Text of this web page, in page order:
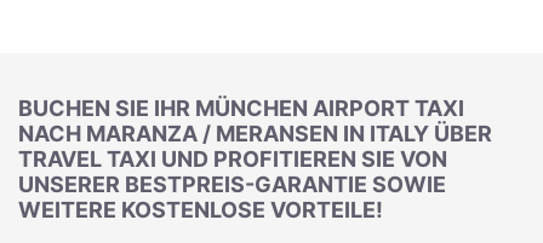
BUCHEN SIE IHR MÜNCHEN AIRPORT TAXI
NACH MARANZA / MERANSEN IN ITALY ÜBER
TRAVEL TAXI UND PROFITIEREN SIE VON
UNSERER BESTPREIS-GARANTIE SOWIE
WEITERE KOSTENLOSE VORTEILE!